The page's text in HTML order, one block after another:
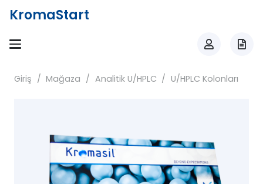
KromaStart
Giriş / Mağaza / Analitik U/HPLC / U/HPLC Kolonları